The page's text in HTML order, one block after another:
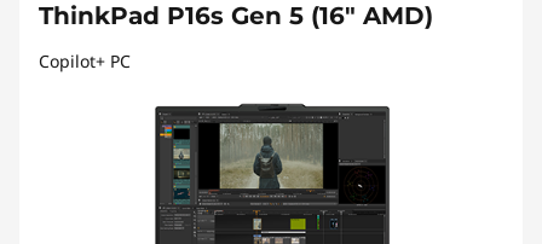
ThinkPad P16s Gen 5 (16" AMD)
Copilot+ PC